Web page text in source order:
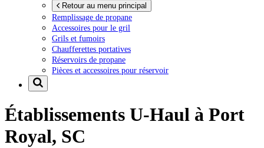
Retour au menu principal
Remplissage de propane
Accessoires pour le gril
Grils et fumoirs
Chaufferettes portatives
Réservoirs de propane
Pièces et accessoires pour réservoir
Établissements U-Haul à Port
Royal, SC